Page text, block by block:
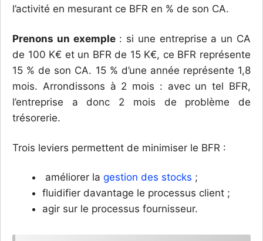
l’activité en mesurant ce BFR en % de son CA.
Prenons un exemple: si une entreprise a un CA
de 100 K€ et un BFR de 15 K€, ce BFR représente
15 % de son CA. 15 % d’une année représente 1,8
mois. Arrondissons à 2 mois : avec un tel BFR,
l’entreprise a donc 2 mois de problème de
trésorerie.
Trois leviers permettent de minimiser le BFR :
améliorer la gestion des stocks ;
fluidifier davantage le processus client ;
agir sur le processus fournisseur.